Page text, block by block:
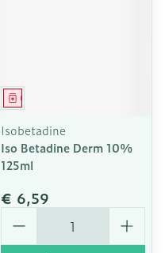
Geneesmiddel
Isobetadine
Iso Betadine Derm 10%
125ml
€ 6,59
Aantal